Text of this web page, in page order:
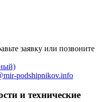
заявку или позвоните
podshipnikov.info
и технические